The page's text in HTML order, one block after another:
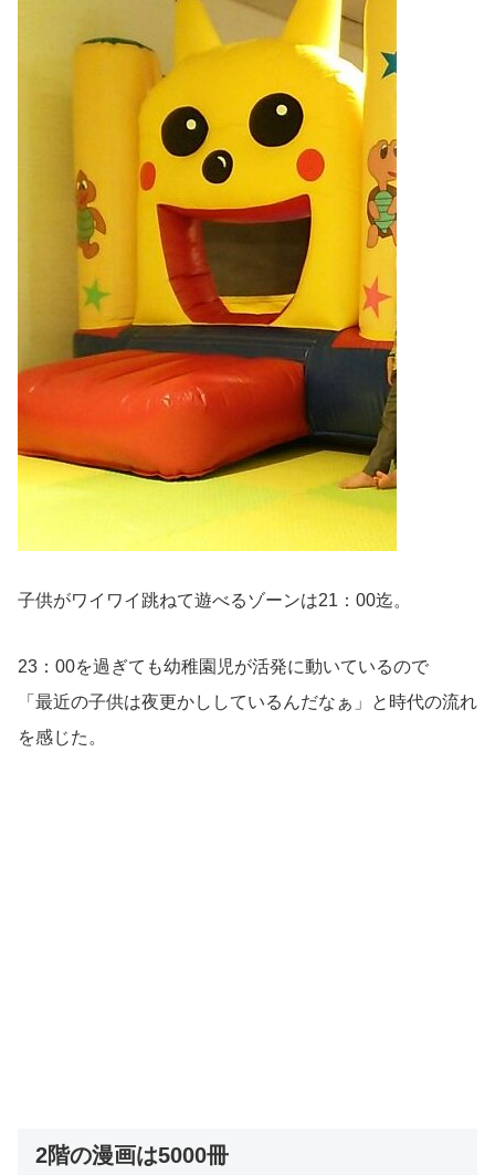
子供がワイワイ跳ねて遊べるゾーンは21：00迄。
23：00を過ぎても幼稚園児が活発に動いているので
「最近の子供は夜更かししているんだなぁ」と時代の流れ
を感じた。
2階の漫画は5000冊